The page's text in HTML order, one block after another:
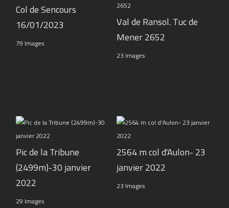
Col de Sencours
16/01/2023
79 Images
Val de Ransol. Tuc de
Mener 2652
23 Images
Pic de la Tribune
(2499m)-30 janvier
2022
29 Images
2564 m col d'Aulon- 23
janvier 2022
23 Images